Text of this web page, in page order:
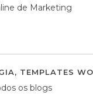
de Marketing
, TEMPLATES
os blogs